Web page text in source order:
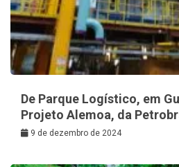
De Parque Logístico, em
Projeto Alemoa, da
9 de dezembro de 2024